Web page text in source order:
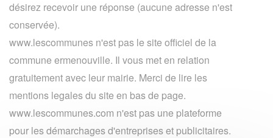
désirez recevoir une réponse (aucune adresse n'est
conservée).
www.lescommunes n'est pas le site officiel de la
commune ermenouville. Il vous met en relation
gratuitement avec leur mairie. Merci de lire les
mentions legales du site en bas de page.
www.lescommunes.com n'est pas une plateforme
pour les démarchages d'entreprises et publicitaires.